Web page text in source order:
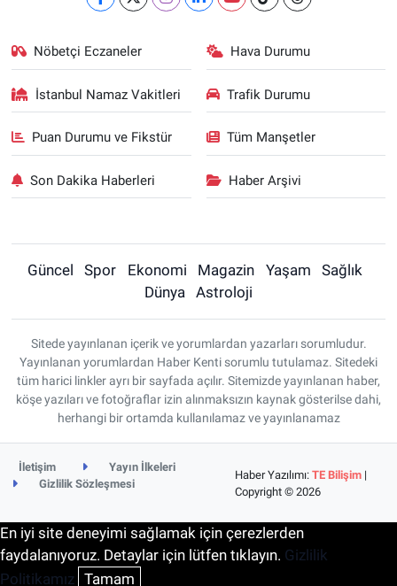
Nöbetçi Eczaneler Hava Durumu
İstanbul Namaz Vakitleri Trafik Durumu
Puan Durumu ve Fikstür Tüm Manşetler
Son Dakika Haberleri Haber Arşivi
Güncel Spor Ekonomi Magazin Yaşam
Sağlık
Dünya
Astroloji
Sitede yayınlanan içerik ve yorumlardan yazarları sorumludur.
Yayınlanan yorumlardan Haber Kenti sorumlu tutulamaz. Sitedeki
tüm harici linkler ayrı bir sayfada açılır. Sitemizde yayınlanan haber,
köşe yazıları ve fotoğraflar izin alınmaksızın kaynak gösterilse dahi,
herhangi bir ortamda kullanılamaz ve yayınlanamaz
İletişim
Yayın İlkeleri
Gizlilik Sözleşmesi
Haber Yazılımı:TE Bilişim |
Copyright © 2026
En iyi site deneyimi sağlamak için çerezlerden
faydalanıyoruz. Detaylar için lütfen tıklayın. Gizlilik
Politikamız Tamam